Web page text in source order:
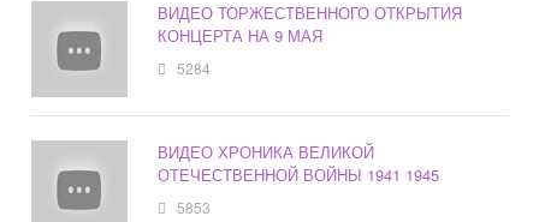
ВИДЕО ТОРЖЕСТВЕННОГО ОТКРЫТИЯ
КОНЦЕРТА НА 9 МАЯ
5284
ВИДЕО ХРОНИКА ВЕЛИКОЙ
ОТЕЧЕСТВЕННОЙ ВОЙНЫ 1941 1945
5853